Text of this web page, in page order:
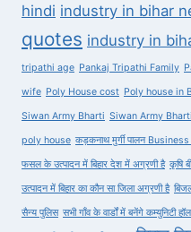
hindi industry in bihar
quotes industry in
tripathi age Pankaj Tripathi Family
wife Poly House cost Poly house in
Siwan Army Bharti Siwan Army
poly house कड़कनाथ मुर्गी पालन
फसल के उत्पादन में बिहार देश में अग्रणी है कृषि
उत्पादन में बिहार का कौन सा जिला अग्रणी है
सैन्य पुलिस सभी गाँव के वार्डों में बनेंगे कम्युनिटी हॉल